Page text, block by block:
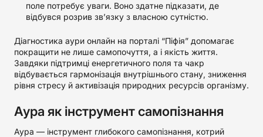
поле потребує уваги. Воно здатне підказати, де
відбувся розрив зв’язку з власною сутністю.
Діагностика аури онлайн на порталі “Піфія” допомагає
покращити не лише самопочуття, а і якість життя.
Завдяки підтримці енергетичного поля та чакр
відбувається гармонізація внутрішнього стану, зниження
рівня стресу й активізація природних ресурсів організму.
Аура як інструмент самопізнання
Аура — інструмент глибокого самопізнання, котрий